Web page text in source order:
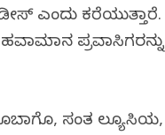
ಎಂದು ಕರೆಯುತ್ತಾರೆ.
ಪ್ರವಾಸಿಗರನ್ನು
ಸಂತ ಲ್ಯೂಸಿಯ,